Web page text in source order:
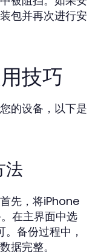
包并再次进行安
技巧
的设备，以下是
法
先，将iPhone
在主界面中选
。备份过程中，
据完整。